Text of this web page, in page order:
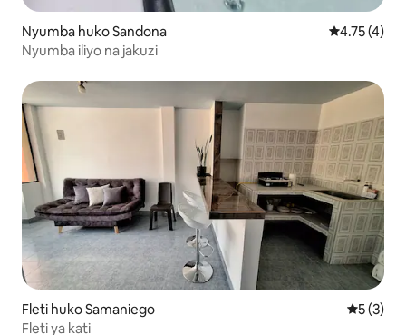
Nyumba huko Sandona Ukadiriaji
4.75 (4)
Nyumba iliyo na jakuzi
Fleti huko Samaniego
5 (3)
Fleti ya kati